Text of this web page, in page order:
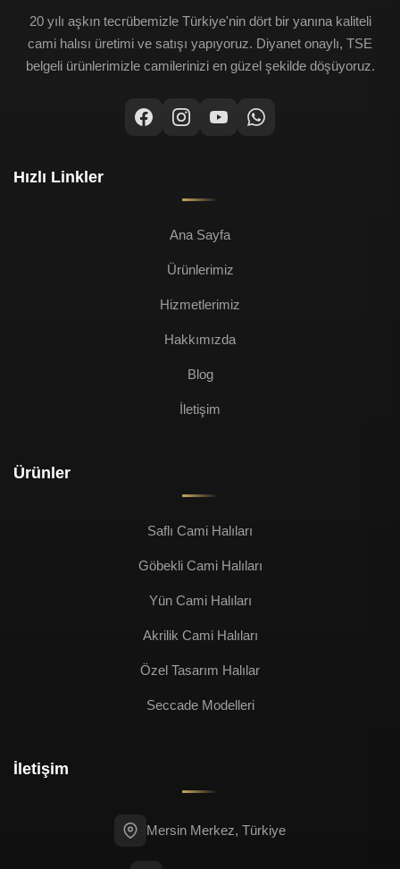
20 yılı aşkın tecrübemizle Türkiye'nin dört bir yanına kaliteli
cami halısı üretimi ve satışı yapıyoruz. Diyanet onaylı, TSE
belgeli ürünlerimizle camilerinizi en güzel şekilde döşüyoruz.
Hızlı Linkler
Ana Sayfa
Ürünlerimiz
Hizmetlerimiz
Hakkımızda
Blog
İletişim
Ürünler
Saflı Cami Halıları
Göbekli Cami Halıları
Yün Cami Halıları
Akrilik Cami Halıları
Özel Tasarım Halılar
Seccade Modelleri
İletişim
Mersin Merkez, Türkiye